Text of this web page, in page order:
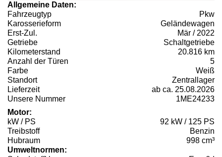
Allgemeine Daten:
Fahrzeugtyp
Pkw
Karosserieform
Geländewagen
Erst-Zul.
Mär / 2022
Getriebe
Schaltgetriebe
Kilometerstand
20.816 km
Anzahl der Türen
5
Farbe
Weiß
Standort
Zentrallager
Lieferzeit
ab ca. 25.08.2026
Unsere Nummer
1ME24233
Motor:
kW / PS
92 kW / 125 PS
Treibstoff
Benzin
Hubraum
998 cm³
Umweltnormen: